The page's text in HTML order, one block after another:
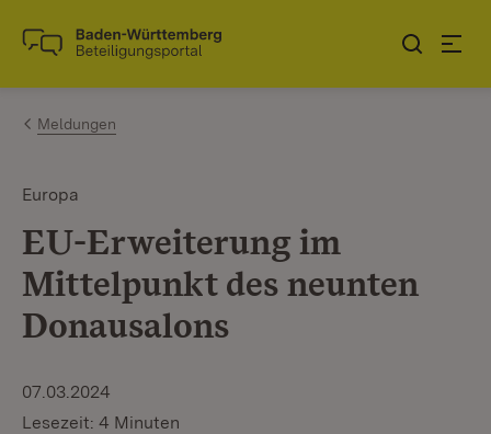
Zum Inhalt springen
Link zur Startseite
Meldungen
Europa
EU-Erweiterung im
Mittelpunkt des neunten
Donausalons
07.03.2024
Lesezeit: 4 Minuten